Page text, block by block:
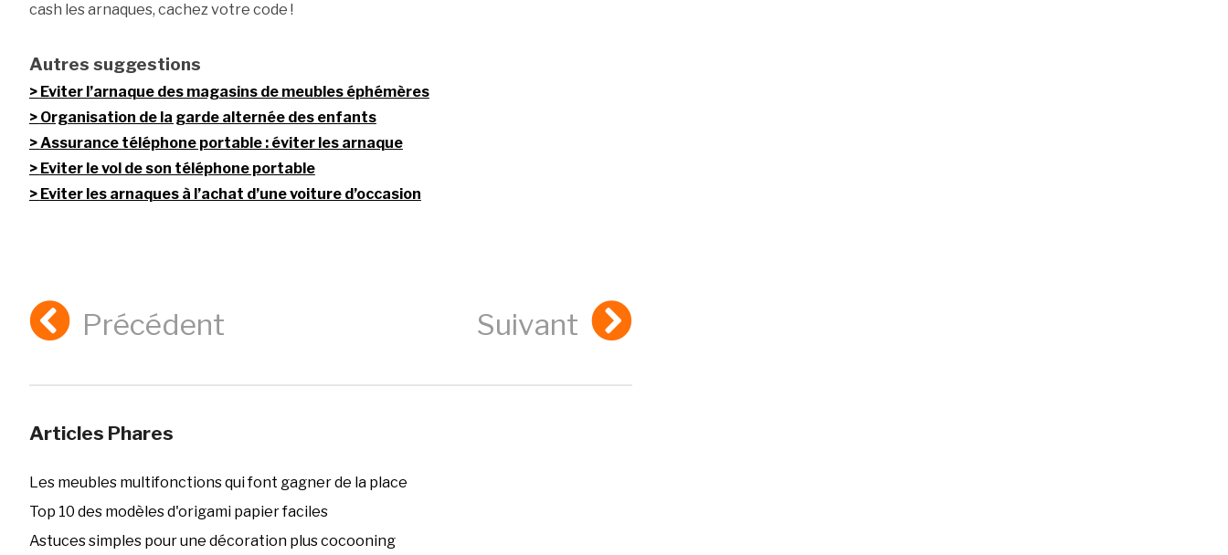
cash les arnaques, cachez votre code !
Autres suggestions
Eviter l’arnaque des magasins de meubles éphémères
Organisation de la garde alternée des enfants
Assurance téléphone portable : éviter les arnaque
Eviter le vol de son téléphone portable
Eviter les arnaques à l’achat d’une voiture d’occasion
Précédent Suivant
Articles Phares
Les meubles multifonctions qui font gagner de la place
Top 10 des modèles d'origami papier faciles
Astuces simples pour une décoration plus cocooning